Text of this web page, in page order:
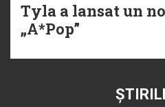
Tyla a lansat un
„A*Pop”